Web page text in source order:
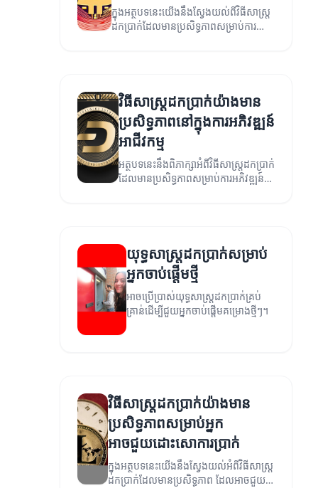
ក្នុងអត្ថបទនេះយើងនឹងស្វែងយល់ពីវិធីសាស្រ្ត
ដកប្រាក់ដែលមានប្រសិទ្ធភាពសម្រាប់ការ
វិធីសាស្រ្តដកប្រាក់យ៉ាងមាន
ប្រសិទ្ធភាពនៅក្នុងការអភិវឌ្ឍន៍
អាជីវកម្ម
អត្ថបទនេះនឹងពិភាក្សាអំពីវិធីសាស្រ្តដកប្រាក់
ដែលមានប្រសិទ្ធភាពសម្រាប់ការអភិវឌ្ឍន៍
យុទ្ធសាស្ត្រដកប្រាក់សម្រាប់
អ្នកចាប់ផ្តើមថ្មី
អាចប្រើប្រាស់យុទ្ធសាស្ត្រដកប្រាក់គ្រប់
គ្រាន់ដើម្បីជួយអ្នកចាប់ផ្តើមគម្រោងថ្មីៗ។
វិធីសាស្រ្តដកប្រាក់យ៉ាងមាន
ប្រសិទ្ធភាពសម្រាប់អ្នក
អាចជួយដោះសោការប្រាក់
ក្នុងអត្ថបទនេះយើងនឹងស្វែងយល់អំពីវិធីសាស្រ្ត
ដកប្រាក់ដែលមានប្រសិទ្ធភាព ដែលអាចជួយ